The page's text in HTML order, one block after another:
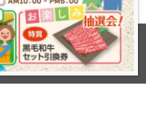
– 創業128年の老舗. All rights